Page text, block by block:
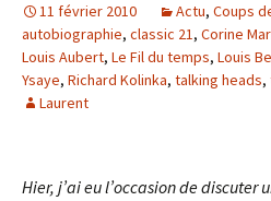
11 février 2010 Actu, Coups
autobiographie, classic 21, Corine
Louis Aubert, Le Fil du temps, Louis
Ysaye, Richard Kolinka, talking heads,
Laurent
Hier, j’ai eu l’occasion de discuter